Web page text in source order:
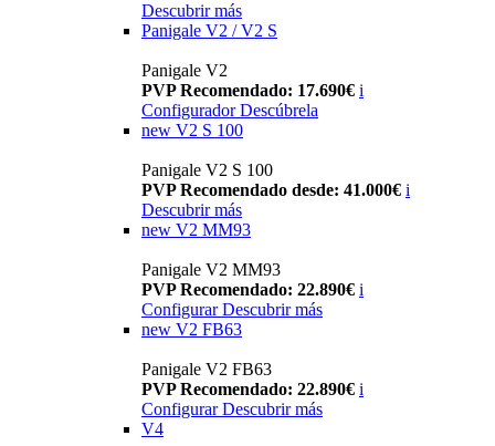
Descubrir más
Panigale V2 / V2 S
Panigale V2
PVP Recomendado: 17.690€ i
Configurador Descúbrela
new V2 S 100
Panigale V2 S 100
PVP Recomendado desde: 41.000€ i
Descubrir más
new V2 MM93
Panigale V2 MM93
PVP Recomendado: 22.890€ i
Configurar Descubrir más
new V2 FB63
Panigale V2 FB63
PVP Recomendado: 22.890€ i
Configurar Descubrir más
V4